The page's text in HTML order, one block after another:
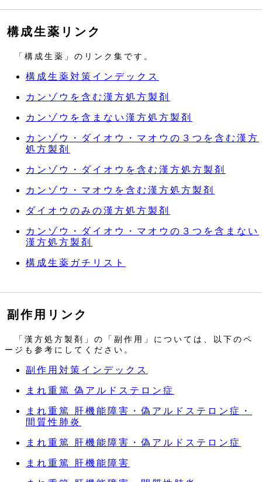
構成生薬リンク
「構成生薬」のリンク集です。
構成生薬対策インデックス
カンゾウを含む漢方処方製剤
カンゾウを含まない漢方処方製剤
カンゾウ・ダイオウ・マオウの３つを含む漢方
処方製剤
カンゾウ・ダイオウを含む漢方処方製剤
カンゾウ・マオウを含む漢方処方製剤
ダイオウのみの漢方処方製剤
カンゾウ・ダイオウ・マオウの３つを含まない
漢方処方製剤
構成生薬ガチリスト
副作用リンク
「漢方処方製剤」の「副作用」については、以下のペ
ージも参考にしてください。
副作用対策インデックス
まれ重篤 偽アルドステロン症
まれ重篤 肝機能障害・偽アルドステロン症・
間質性肺炎
まれ重篤 肝機能障害・偽アルドステロン症
まれ重篤 肝機能障害